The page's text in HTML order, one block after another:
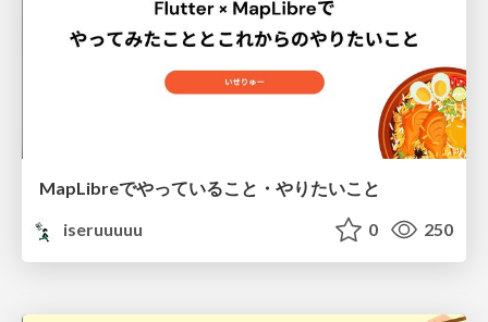
MapLibreでやっていること・やりたいこと
iseruuuuu
0 250